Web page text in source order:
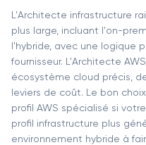
L'Architecte infrastructure
plus large, incluant l'on-
l'hybride, avec une logique
fournisseur. L'Architecte
écosystème cloud précis,
leviers de coût. Le bon
profil AWS spécialisé si
profil infrastructure plus
environnement hybride à